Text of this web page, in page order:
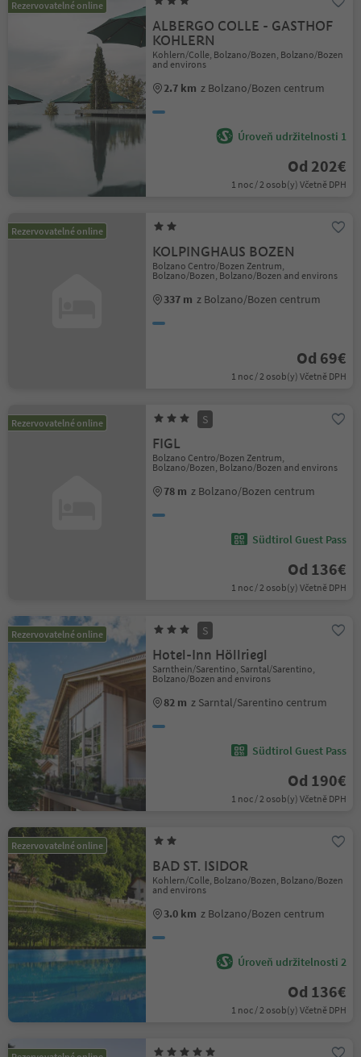
Rezervovatelné online
ALBERGO COLLE - GASTHOF
KOHLERN
Kohlern/Colle, Bolzano/Bozen, Bolzano/Bozen
and environs
2.7 km z Bolzano/Bozen centrum
Úroveň udržitelnosti 1
Od 202€
1 noc / 2 osob(y) Včetně DPH
Rezervovatelné online
KOLPINGHAUS BOZEN
Bolzano Centro/Bozen Zentrum,
Bolzano/Bozen, Bolzano/Bozen and environs
337 m z Bolzano/Bozen centrum
Od 69€
1 noc / 2 osob(y) Včetně DPH
Rezervovatelné online S
FIGL
Bolzano Centro/Bozen Zentrum,
Bolzano/Bozen, Bolzano/Bozen and environs
78 m z Bolzano/Bozen centrum
Südtirol Guest Pass
Od 136€
1 noc / 2 osob(y) Včetně DPH
Rezervovatelné online S
Hotel-Inn Höllriegl
Sarnthein/Sarentino, Sarntal/Sarentino,
Bolzano/Bozen and environs
82 m z Sarntal/Sarentino centrum
Südtirol Guest Pass
Od 190€
1 noc / 2 osob(y) Včetně DPH
Rezervovatelné online
BAD ST. ISIDOR
Kohlern/Colle, Bolzano/Bozen, Bolzano/Bozen
and environs
3.0 km z Bolzano/Bozen centrum
Úroveň udržitelnosti 2
Od 136€
1 noc / 2 osob(y) Včetně DPH